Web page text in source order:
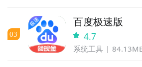
03
百度极速版
4.7
系统工具